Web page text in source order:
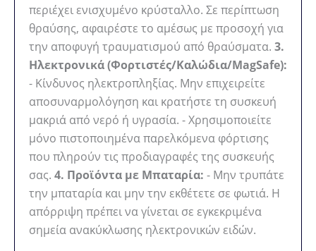
περιέχει ενισχυμένο κρύσταλλο. Σε περίπτωση
θραύσης, αφαιρέστε το αμέσως με προσοχή για
την αποφυγή τραυματισμού από θραύσματα. 3.
Ηλεκτρονικά (Φορτιστές/Καλώδια/MagSafe):
- Κίνδυνος ηλεκτροπληξίας. Μην επιχειρείτε
αποσυναρμολόγηση και κρατήστε τη συσκευή
μακριά από νερό ή υγρασία. - Χρησιμοποιείτε
μόνο πιστοποιημένα παρελκόμενα φόρτισης
που πληρούν τις προδιαγραφές της συσκευής
σας. 4. Προϊόντα με Μπαταρία: - Μην τρυπάτε
την μπαταρία και μην την εκθέτετε σε φωτιά. Η
απόρριψη πρέπει να γίνεται σε εγκεκριμένα
σημεία ανακύκλωσης ηλεκτρονικών ειδών.